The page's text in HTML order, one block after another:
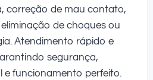
correção de mau contato,
de choques ou
Atendimento rápido e
segurança,
e funcionamento perfeito.